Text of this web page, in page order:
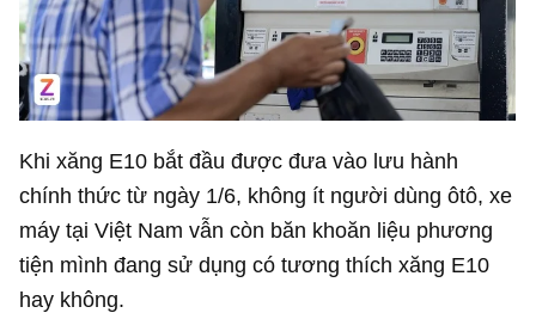
Khi xăng E10 bắt đầu được đưa vào lưu hành
chính thức từ ngày 1/6, không ít người dùng ôtô, xe
máy tại Việt Nam vẫn còn băn khoăn liệu phương
tiện mình đang sử dụng có tương thích xăng E10
hay không.